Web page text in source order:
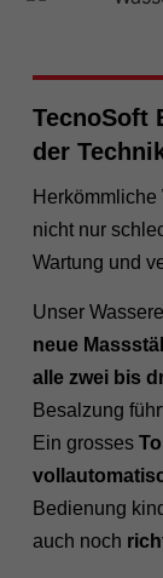
TecnoSoft
der
nicht nur
Wartung und
Unser
neue
alle zwei bis
Besalzung
Ein grosses
Bedienung
auch noch